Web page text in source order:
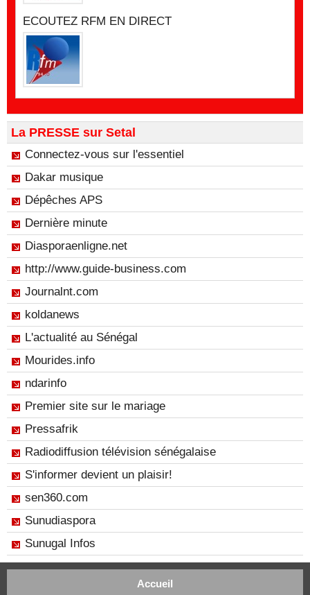
ECOUTEZ RFM EN DIRECT
La PRESSE sur Setal
Connectez-vous sur l'essentiel
Dakar musique
Dépêches APS
Dernière minute
Diasporaenligne.net
http://www.guide-business.com
Journalnt.com
koldanews
L'actualité au Sénégal
Mourides.info
ndarinfo
Premier site sur le mariage
Pressafrik
Radiodiffusion télévision sénégalaise
S'informer devient un plaisir!
sen360.com
Sunudiaspora
Sunugal Infos
Accueil